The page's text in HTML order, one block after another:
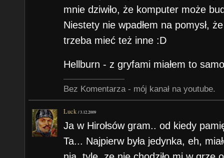
mnie dziwiło, że komputer może
Niestety nie wpadłem na pomysł,
trzeba mieć też inne :D
Hellburn - z gryfami miałem to
Bez Komentarza - mój kanał na youtube.
Luck /3.12.2009
Ja w Hirołsów gram.. od kiedy
Ta... Najpierw była jedynka, eh,